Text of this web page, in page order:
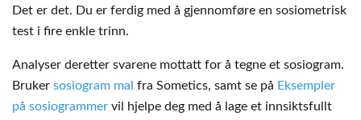
Det er det. Du er ferdig med å gjennomføre en sosiometrisk
test i fire enkle trinn.
Analyser deretter svarene mottatt for å tegne et sosiogram.
Bruker sosiogram mal fra Sometics, samt se på Eksempler
på sosiogrammer vil hjelpe deg med å lage et innsiktsfullt